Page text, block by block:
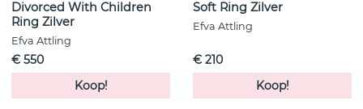
Divorced With Children
Ring Zilver
Efva Attling
€ 550
Koop!
Soft Ring Zilver
Efva Attling
€ 210
Koop!